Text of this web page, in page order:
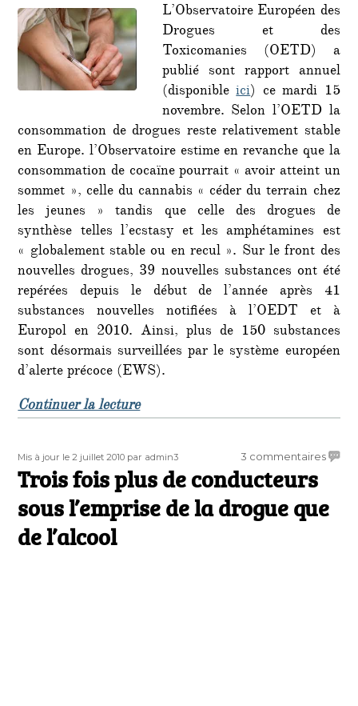
L’Observatoire Européen des
Drogues et des
Toxicomanies (OETD) a
publié sont rapport annuel
(disponibleici) ce mardi 15
novembre. Selon l’OETD la
consommation de drogues reste relativement stable
en Europe. l’Observatoire estime en revanche que la
consommation de cocaïne pourrait « avoir atteint un
sommet », celle du cannabis « céder du terrain chez
les jeunes » tandis que celle des drogues de
synthèse telles l’ecstasy et les amphétamines est
« globalement stable ou en recul ». Sur le front des
nouvelles drogues, 39 nouvelles substances ont été
repérées depuis le début de l’année après 41
substances nouvelles notifiées à l’OEDT et à
Europol en 2010. Ainsi, plus de 150 substances
sont désormais surveillées par le système européen
d’alerte précoce (EWS).
Continuer la lecturede « L’OETD publie son rapport
Publié
le
Mis à jour le 2 juillet 2010 Auteur
par admin3 3 commentairessur
plus
Trois fois plus de conducteurs
sous l’emprise de la drogue que
de l’alcool